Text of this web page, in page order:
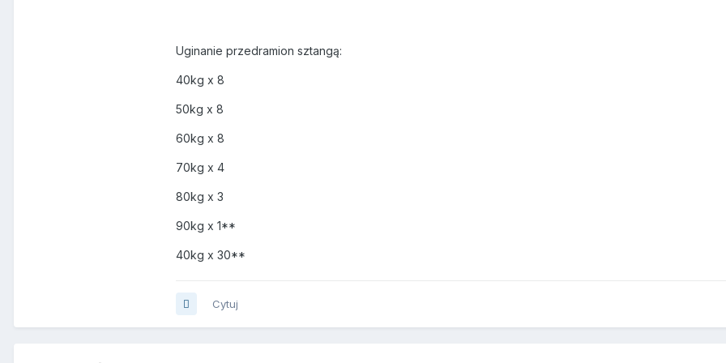
Uginanie przedramion sztangą:
40kg x 8
50kg x 8
60kg x 8
70kg x 4
80kg x 3
90kg x 1**
40kg x 30**
Cytuj